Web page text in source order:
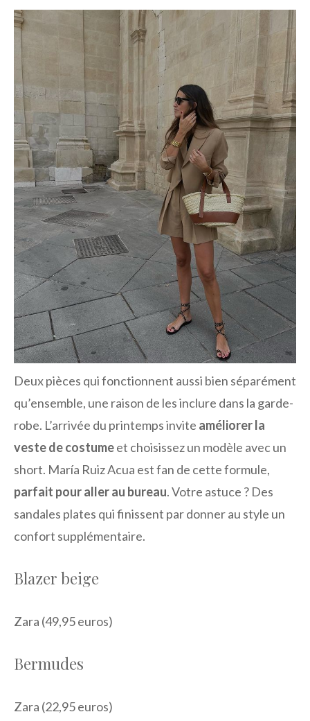
Deux pièces qui fonctionnent aussi bien séparément
qu’ensemble, une raison de les inclure dans la garde-
robe. L’arrivée du printemps invite améliorer la
veste de costumeet choisissez un modèle avec un
short. María Ruiz Acua est fan de cette formule,
parfait pour aller au bureau. Votre astuce ? Des
sandales plates qui finissent par donner au style un
confort supplémentaire.
Blazer beige
Zara (49,95 euros)
Bermudes
Zara (22,95 euros)